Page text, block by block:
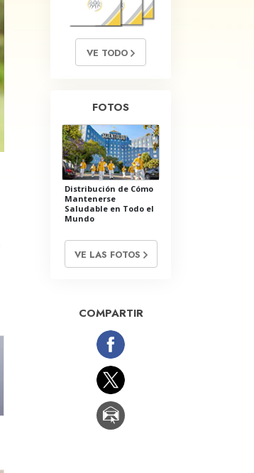
Respuestas a las Drogas
Los Niños
Herramientas para el Entorno Laboral
La Causa de la Supresión
Los Fundamentos de la Organización
Los Fundamentos de las Relaciones
Objetivos y Metas
VE TODO
FOTOS
Distribución de Cómo
Mantenerse
Saludable en Todo el
Mundo
VE LAS FOTOS
COMPARTIR